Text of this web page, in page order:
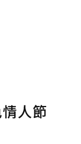
人節